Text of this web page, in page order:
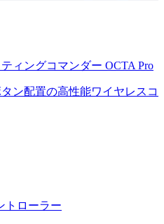
ィングコマンダー OCTA Pro
ン配置の高性能ワイヤレスコ
トローラー